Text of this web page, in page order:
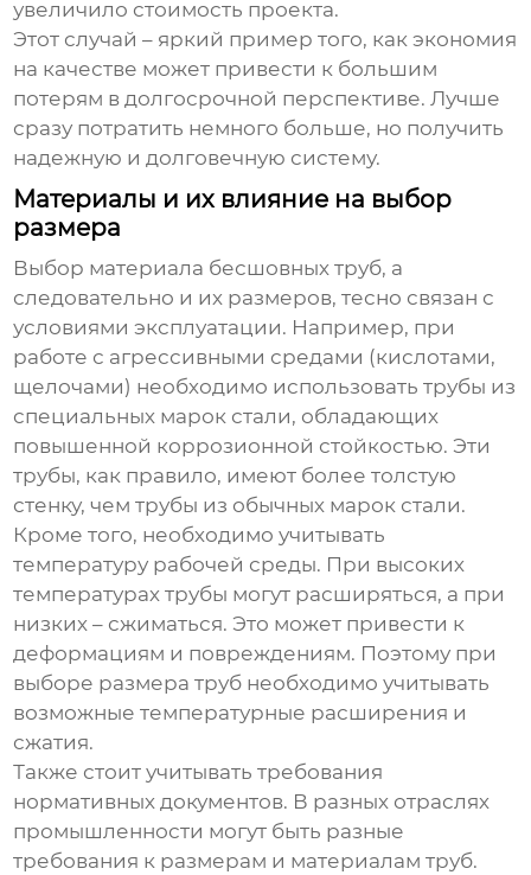
увеличило стоимость проекта.
Этот случай – яркий пример того, как экономия
на качестве может привести к большим
потерям в долгосрочной перспективе. Лучше
сразу потратить немного больше, но получить
надежную и долговечную систему.
Материалы и их влияние на выбор
размера
Выбор материала бесшовных труб, а
следовательно и их размеров, тесно связан с
условиями эксплуатации. Например, при
работе с агрессивными средами (кислотами,
щелочами) необходимо использовать трубы из
специальных марок стали, обладающих
повышенной коррозионной стойкостью. Эти
трубы, как правило, имеют более толстую
стенку, чем трубы из обычных марок стали.
Кроме того, необходимо учитывать
температуру рабочей среды. При высоких
температурах трубы могут расширяться, а при
низких – сжиматься. Это может привести к
деформациям и повреждениям. Поэтому при
выборе размера труб необходимо учитывать
возможные температурные расширения и
сжатия.
Также стоит учитывать требования
нормативных документов. В разных отраслях
промышленности могут быть разные
требования к размерам и материалам труб.